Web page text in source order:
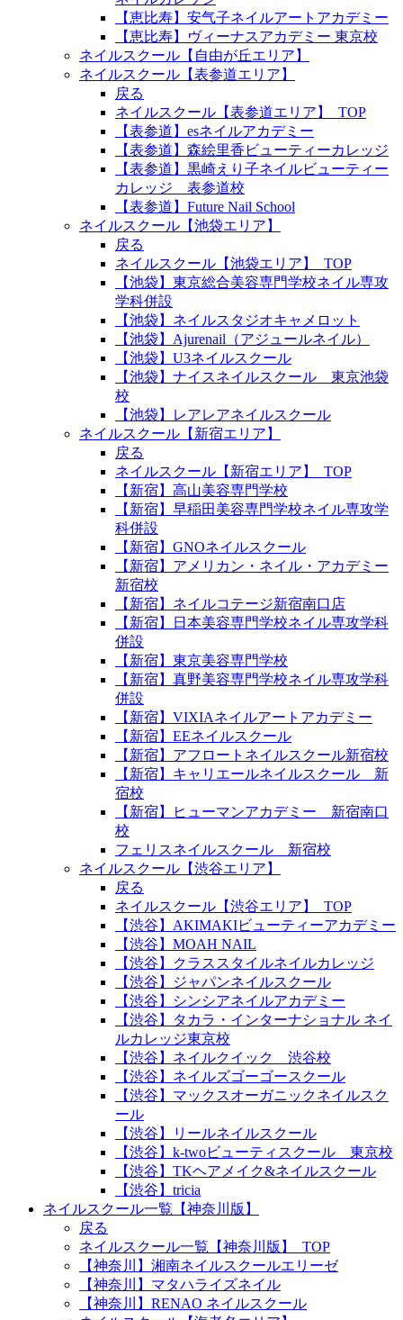
【恵比寿】安气子ネイルアートアカデミー
【恵比寿】ヴィーナスアカデミー 東京校
ネイルスクール【自由が丘エリア】
ネイルスクール【表参道エリア】
戻る
ネイルスクール【表参道エリア】_TOP
【表参道】esネイルアカデミー
【表参道】森絵里香ビューティーカレッジ
【表参道】黒崎えり子ネイルビューティー
カレッジ 表参道校
【表参道】Future Nail School
ネイルスクール【池袋エリア】
戻る
ネイルスクール【池袋エリア】_TOP
【池袋】東京総合美容専門学校ネイル専攻
学科併設
【池袋】ネイルスタジオキャメロット
【池袋】Ajurenail（アジュールネイル）
【池袋】U3ネイルスクール
【池袋】ナイスネイルスクール 東京池袋
校
【池袋】レアレアネイルスクール
ネイルスクール【新宿エリア】
戻る
ネイルスクール【新宿エリア】_TOP
【新宿】高山美容専門学校
【新宿】早稲田美容専門学校ネイル専攻学
科併設
【新宿】GNOネイルスクール
【新宿】アメリカン・ネイル・アカデミー
新宿校
【新宿】ネイルコテージ新宿南口店
【新宿】日本美容専門学校ネイル専攻学科
併設
【新宿】東京美容専門学校
【新宿】真野美容専門学校ネイル専攻学科
併設
【新宿】VIXIAネイルアートアカデミー
【新宿】EEネイルスクール
【新宿】アフロートネイルスクール新宿校
【新宿】キャリエールネイルスクール 新
宿校
【新宿】ヒューマンアカデミー 新宿南口
校
フェリスネイルスクール 新宿校
ネイルスクール【渋谷エリア】
戻る
ネイルスクール【渋谷エリア】_TOP
【渋谷】AKIMAKIビューティーアカデミー
【渋谷】MOAH NAIL
【渋谷】クラススタイルネイルカレッジ
【渋谷】ジャパンネイルスクール
【渋谷】シンシアネイルアカデミー
【渋谷】タカラ・インターナショナル ネイ
ルカレッジ東京校
【渋谷】ネイルクイック 渋谷校
【渋谷】ネイルズゴーゴースクール
【渋谷】マックスオーガニックネイルスク
ール
【渋谷】リールネイルスクール
【渋谷】k-twoビューティスクール 東京校
【渋谷】TKヘアメイク&ネイルスクール
【渋谷】tricia
ネイルスクール一覧【神奈川版】
戻る
ネイルスクール一覧【神奈川版】_TOP
【神奈川】湘南ネイルスクールエリーゼ
【神奈川】マタハライズネイル
【神奈川】RENAO ネイルスクール